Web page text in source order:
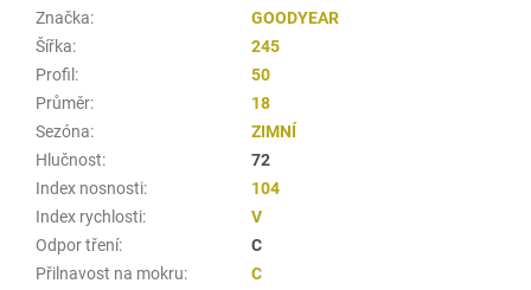
Značka:
GOODYEAR
Šířka:
245
Profil :
50
Průměr:
18
Sezóna:
ZIMNÍ
Hlučnost:
72
Index nosnosti:
104
Index rychlosti:
V
Odpor tření:
C
Přilnavost na mokru: C